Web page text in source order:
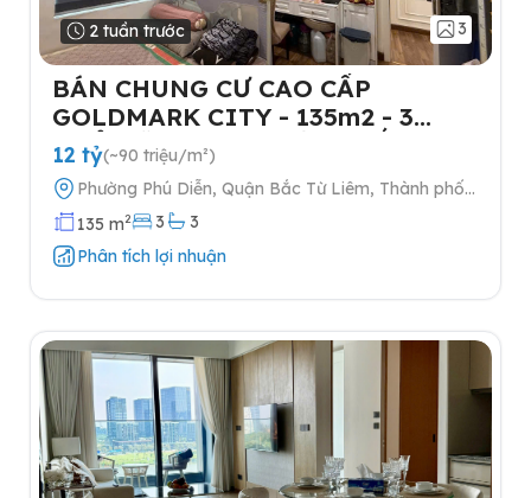
2 tuần trước 3
BÁN CHUNG CƯ CAO CẤP
GOLDMARK CITY - 135m2 - 3
NGỦ-TẶNG FULL NỘI THẤT- 2
SLOT Ô TÔ
12 tỷ(~90 triệu/m²)
Phường Phú Diễn, Quận Bắc Từ Liêm, Thành phố
Hà Nội
135 m2 3
3
Phân tích lợi nhuận